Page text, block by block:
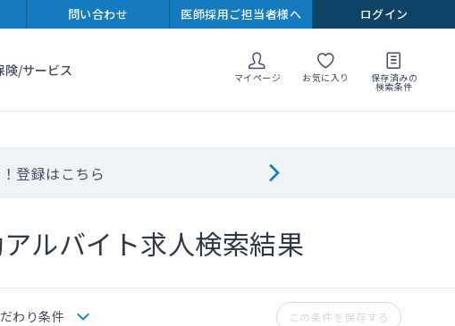
問い合わせ 医師採用ご担当者様へ ログイン
険/サービス マイページ お気に入り 保存済みの
検索条件
登録はこちら
ルバイト求人検索結果
わり条件 この条件を保存する